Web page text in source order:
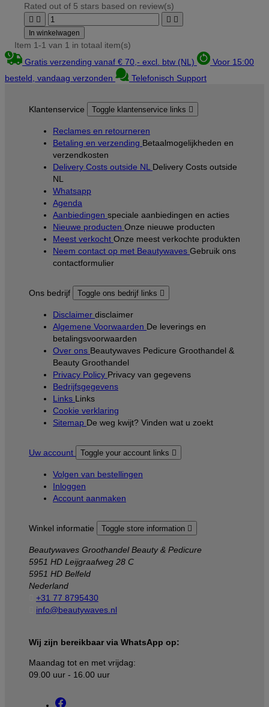
Rated out of 5 stars based on review(s)
   
In winkelwagen
Item 1-1 van 1 in totaal item(s)
Gratis verzending vanaf € 70,- excl. btw (NL)
Voor 15:00
besteld, vandaag verzonden
Telefonisch Support
Klantenservice Toggle klantenservice links 
Reclames en retourneren
Betaling en verzending Betaalmogelijkheden en
verzendkosten
Delivery Costs outside NL Delivery Costs outside
NL
Whatsapp
Agenda
Aanbiedingen speciale aanbiedingen en acties
Nieuwe producten Onze nieuwe producten
Meest verkocht Onze meest verkochte produkten
Neem contact op met Beautywaves Gebruik ons
contactformulier
Ons bedrijf Toggle ons bedrijf links 
Disclaimer disclaimer
Algemene Voorwaarden De leverings en
betalingsvoorwaarden
Over ons Beautywaves Pedicure Groothandel &
Beauty Groothandel
Privacy Policy Privacy van gegevens
Bedrijfsgegevens
Links Links
Cookie verklaring
Sitemap De weg kwijt? Vinden wat u zoekt
Uw account Toggle your account links 
Volgen van bestellingen
Inloggen
Account aanmaken
Winkel informatie Toggle store information 
Beautywaves Groothandel Beauty & Pedicure
5951 HD Leijgraafweg 28 C
5951 HD Belfeld
Nederland
+31 77 8795430
info@beautywaves.nl
Wij zijn bereikbaar via WhatsApp op:
Maandag tot en met vrijdag:
09.00 uur - 16.00 uur